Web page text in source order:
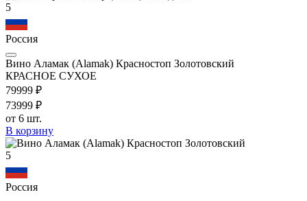
5
Россия
Вино Аламак (Alamak) Красностоп Золотовский
КРАСНОЕ СУХОЕ
79999 ₽
73999 ₽
от 6 шт.
В корзину
5
Россия